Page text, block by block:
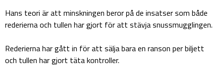
Hans teori är att minskningen beror på de insatser som både
rederierna och tullen har gjort för att stävja snussmugglingen.
Rederierna har gått in för att sälja bara en ranson per biljett
och tullen har gjort täta kontroller.